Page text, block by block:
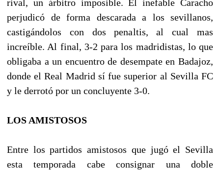
rival, un árbitro imposible. El inefable Caracho
perjudicó de forma descarada a los sevillanos,
castigándolos con dos penaltis, al cual mas
increíble. Al final, 3-2 para los madridistas, lo que
obligaba a un encuentro de desempate en Badajoz,
donde el Real Madrid sí fue superior al Sevilla FC
y le derrotó por un concluyente 3-0.
LOS AMISTOSOS
Entre los partidos amistosos que jugó el Sevilla
esta temporada cabe consignar una doble